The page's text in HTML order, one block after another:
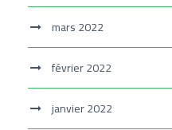
mars 2022
février 2022
janvier 2022